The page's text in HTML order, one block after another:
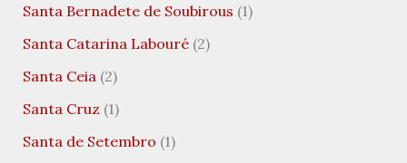
Santa Bernadete de Soubirous (1)
Santa Catarina Labouré(2)
Santa Ceia (2)
Santa Cruz (1)
Santa de Setembro (1)